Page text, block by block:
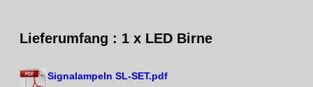
Lieferumfang : 1 x LED Birne
Signalampeln SL-SET.pdf